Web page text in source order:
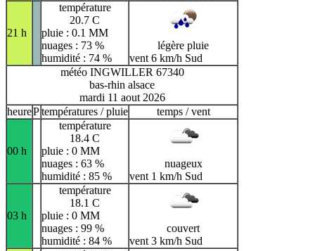
21 h
température
20.7 C
pluie : 0.1 MM
nuages : 73 %
humidité : 74 %
légère pluie
vent 6 km/h Sud
météo INGWILLER 67340
bas-rhin alsace
mardi 11 aout 2026
heurePtempératures / pluie temps / vent
00 h
température
18.4 C
pluie : 0 MM
nuages : 63 %
humidité : 85 %
nuageux
vent 1 km/h Sud
03 h
température
18.1 C
pluie : 0 MM
nuages : 99 %
humidité : 84 %
couvert
vent 3 km/h Sud